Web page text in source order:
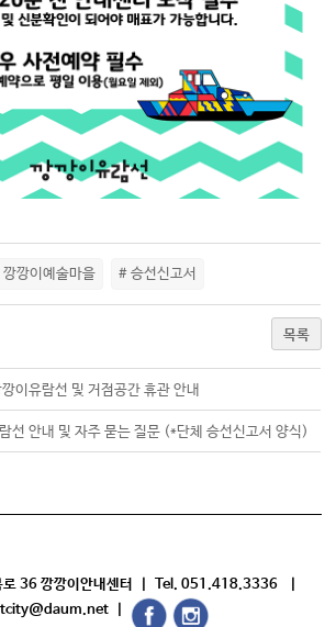
깡깡이예술마을 # 승선신고서
목록
이유람선 및 거점공간 휴관 안내
선 안내 및 자주 묻는 질문 (*단체 승선신고서 양식)
로 36 깡깡이안내센터 | Tel. 051.418.3336 |
|